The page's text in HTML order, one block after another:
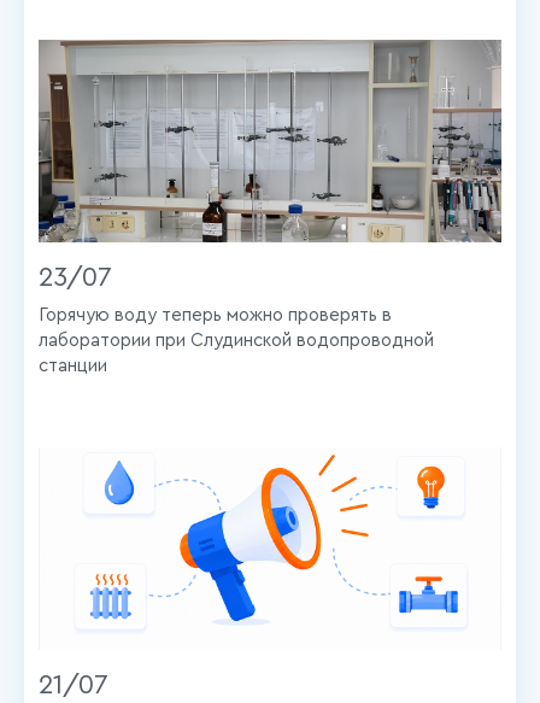
23/07
Горячую воду теперь можно проверять в
лаборатории при Слудинской водопроводной
станции
21/07